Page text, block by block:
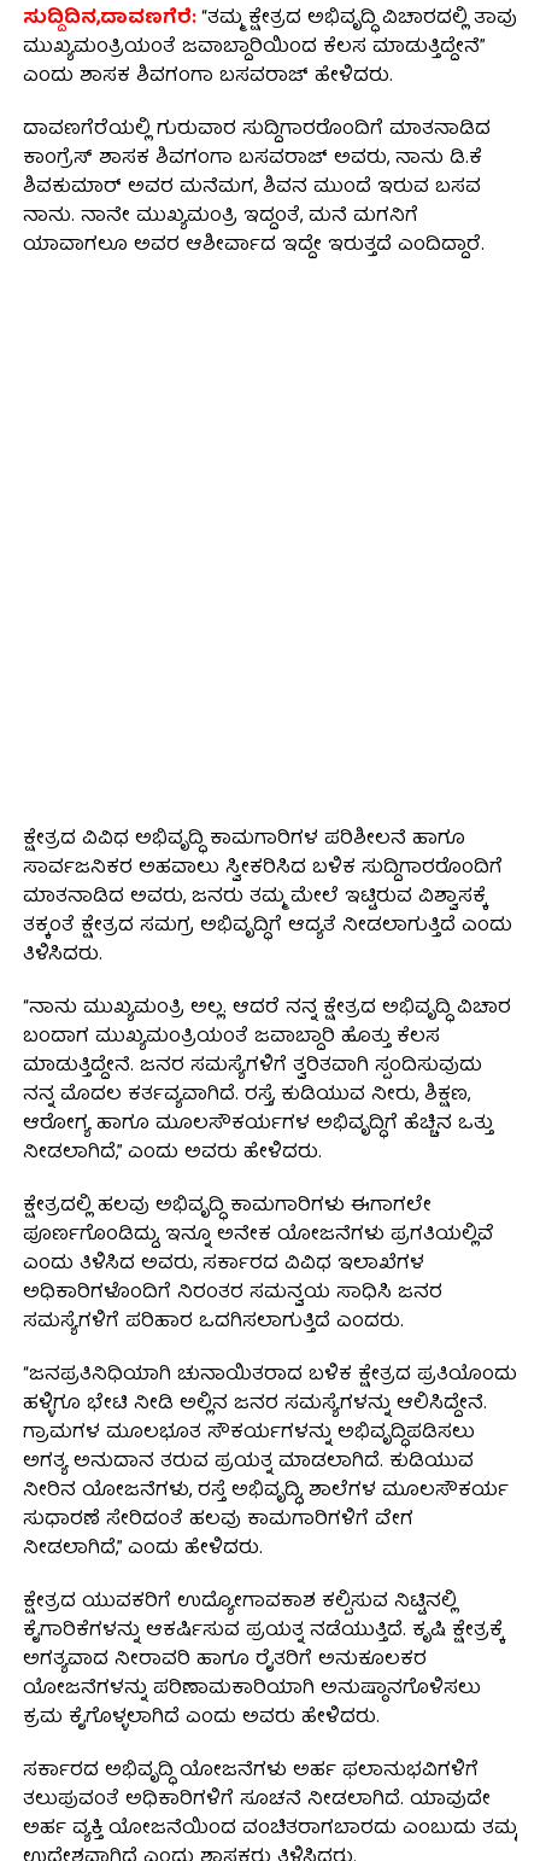
ಸುದ್ದಿದಿನ,ದಾವಣಗೆರೆ:“ತಮ್ಮ ಕ್ಷೇತ್ರದ ಅಭಿವೃದ್ಧಿ ವಿಚಾರದಲ್ಲಿ ತಾವು
ಮುಖ್ಯಮಂತ್ರಿಯಂತೆ ಜವಾಬ್ದಾರಿಯಿಂದ ಕೆಲಸ ಮಾಡುತ್ತಿದ್ದೇನೆ”
ಎಂದು ಶಾಸಕ ಶಿವಗಂಗಾ ಬಸವರಾಜ್ ಹೇಳಿದರು.
ದಾವಣಗೆರೆಯಲ್ಲಿ ಗುರುವಾರ ಸುದ್ದಿಗಾರರೊಂದಿಗೆ ಮಾತನಾಡಿದ
ಕಾಂಗ್ರೆಸ್ ಶಾಸಕ ಶಿವಗಂಗಾ ಬಸವರಾಜ್ ಅವರು, ನಾನು ಡಿ.ಕೆ
ಶಿವಕುಮಾರ್‌ ಅವರ ಮನೆಮಗ, ಶಿವನ ಮುಂದೆ ಇರುವ ಬಸವ
ನಾನು. ನಾನೇ ಮುಖ್ಯಮಂತ್ರಿ ಇದ್ದಂತೆ, ಮನೆ ಮಗನಿಗೆ
ಯಾವಾಗಲೂ ಅವರ ಆಶೀರ್ವಾದ ಇದ್ದೇ ಇರುತ್ತದೆ ಎಂದಿದ್ದಾರೆ.
ಕ್ಷೇತ್ರದ ವಿವಿಧ ಅಭಿವೃದ್ಧಿ ಕಾಮಗಾರಿಗಳ ಪರಿಶೀಲನೆ ಹಾಗೂ
ಸಾರ್ವಜನಿಕರ ಅಹವಾಲು ಸ್ವೀಕರಿಸಿದ ಬಳಿಕ ಸುದ್ದಿಗಾರರೊಂದಿಗೆ
ಮಾತನಾಡಿದ ಅವರು, ಜನರು ತಮ್ಮ ಮೇಲೆ ಇಟ್ಟಿರುವ ವಿಶ್ವಾಸಕ್ಕೆ
ತಕ್ಕಂತೆ ಕ್ಷೇತ್ರದ ಸಮಗ್ರ ಅಭಿವೃದ್ಧಿಗೆ ಆದ್ಯತೆ ನೀಡಲಾಗುತ್ತಿದೆ ಎಂದು
ತಿಳಿಸಿದರು.
“ನಾನು ಮುಖ್ಯಮಂತ್ರಿ ಅಲ್ಲ. ಆದರೆ ನನ್ನ ಕ್ಷೇತ್ರದ ಅಭಿವೃದ್ಧಿ ವಿಚಾರ
ಬಂದಾಗ ಮುಖ್ಯಮಂತ್ರಿಯಂತೆ ಜವಾಬ್ದಾರಿ ಹೊತ್ತು ಕೆಲಸ
ಮಾಡುತ್ತಿದ್ದೇನೆ. ಜನರ ಸಮಸ್ಯೆಗಳಿಗೆ ತ್ವರಿತವಾಗಿ ಸ್ಪಂದಿಸುವುದು
ನನ್ನ ಮೊದಲ ಕರ್ತವ್ಯವಾಗಿದೆ. ರಸ್ತೆ, ಕುಡಿಯುವ ನೀರು, ಶಿಕ್ಷಣ,
ಆರೋಗ್ಯ ಹಾಗೂ ಮೂಲಸೌಕರ್ಯಗಳ ಅಭಿವೃದ್ಧಿಗೆ ಹೆಚ್ಚಿನ ಒತ್ತು
ನೀಡಲಾಗಿದೆ,” ಎಂದು ಅವರು ಹೇಳಿದರು.
ಕ್ಷೇತ್ರದಲ್ಲಿ ಹಲವು ಅಭಿವೃದ್ಧಿ ಕಾಮಗಾರಿಗಳು ಈಗಾಗಲೇ
ಪೂರ್ಣಗೊಂಡಿದ್ದು, ಇನ್ನೂ ಅನೇಕ ಯೋಜನೆಗಳು ಪ್ರಗತಿಯಲ್ಲಿವೆ
ಎಂದು ತಿಳಿಸಿದ ಅವರು, ಸರ್ಕಾರದ ವಿವಿಧ ಇಲಾಖೆಗಳ
ಅಧಿಕಾರಿಗಳೊಂದಿಗೆ ನಿರಂತರ ಸಮನ್ವಯ ಸಾಧಿಸಿ ಜನರ
ಸಮಸ್ಯೆಗಳಿಗೆ ಪರಿಹಾರ ಒದಗಿಸಲಾಗುತ್ತಿದೆ ಎಂದರು.
“ಜನಪ್ರತಿನಿಧಿಯಾಗಿ ಚುನಾಯಿತರಾದ ಬಳಿಕ ಕ್ಷೇತ್ರದ ಪ್ರತಿಯೊಂದು
ಹಳ್ಳಿಗೂ ಭೇಟಿ ನೀಡಿ ಅಲ್ಲಿನ ಜನರ ಸಮಸ್ಯೆಗಳನ್ನು ಆಲಿಸಿದ್ದೇನೆ.
ಗ್ರಾಮಗಳ ಮೂಲಭೂತ ಸೌಕರ್ಯಗಳನ್ನು ಅಭಿವೃದ್ಧಿಪಡಿಸಲು
ಅಗತ್ಯ ಅನುದಾನ ತರುವ ಪ್ರಯತ್ನ ಮಾಡಲಾಗಿದೆ. ಕುಡಿಯುವ
ನೀರಿನ ಯೋಜನೆಗಳು, ರಸ್ತೆ ಅಭಿವೃದ್ಧಿ, ಶಾಲೆಗಳ ಮೂಲಸೌಕರ್ಯ
ಸುಧಾರಣೆ ಸೇರಿದಂತೆ ಹಲವು ಕಾಮಗಾರಿಗಳಿಗೆ ವೇಗ
ನೀಡಲಾಗಿದೆ,” ಎಂದು ಹೇಳಿದರು.
ಕ್ಷೇತ್ರದ ಯುವಕರಿಗೆ ಉದ್ಯೋಗಾವಕಾಶ ಕಲ್ಪಿಸುವ ನಿಟ್ಟಿನಲ್ಲಿ
ಕೈಗಾರಿಕೆಗಳನ್ನು ಆಕರ್ಷಿಸುವ ಪ್ರಯತ್ನ ನಡೆಯುತ್ತಿದೆ. ಕೃಷಿ ಕ್ಷೇತ್ರಕ್ಕೆ
ಅಗತ್ಯವಾದ ನೀರಾವರಿ ಹಾಗೂ ರೈತರಿಗೆ ಅನುಕೂಲಕರ
ಯೋಜನೆಗಳನ್ನು ಪರಿಣಾಮಕಾರಿಯಾಗಿ ಅನುಷ್ಠಾನಗೊಳಿಸಲು
ಕ್ರಮ ಕೈಗೊಳ್ಳಲಾಗಿದೆ ಎಂದು ಅವರು ಹೇಳಿದರು.
ಸರ್ಕಾರದ ಅಭಿವೃದ್ಧಿ ಯೋಜನೆಗಳು ಅರ್ಹ ಫಲಾನುಭವಿಗಳಿಗೆ
ತಲುಪುವಂತೆ ಅಧಿಕಾರಿಗಳಿಗೆ ಸೂಚನೆ ನೀಡಲಾಗಿದೆ. ಯಾವುದೇ
ಅರ್ಹ ವ್ಯಕ್ತಿ ಯೋಜನೆಯಿಂದ ವಂಚಿತರಾಗಬಾರದು ಎಂಬುದು ತಮ್ಮ